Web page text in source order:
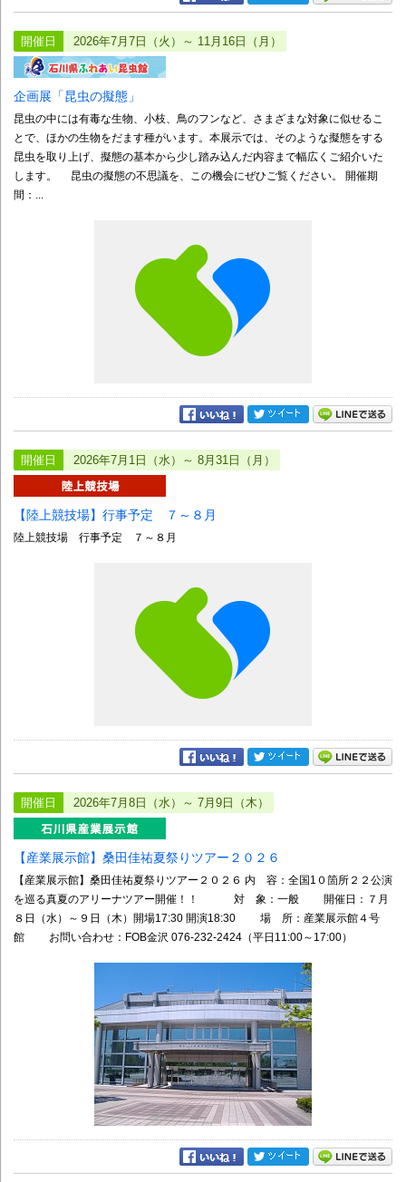
開催日 2026年7月7日（火）～ 11月16日（月）
企画展「昆虫の擬態」
昆虫の中には有毒な生物、小枝、鳥のフンなど、さまざまな対象に似せるこ
とで、ほかの生物をだます種がいます。本展示では、そのような擬態をする
昆虫を取り上げ、擬態の基本から少し踏み込んだ内容まで幅広くご紹介いた
します。 昆虫の擬態の不思議を、この機会にぜひご覧ください。 開催期
間：...
開催日 2026年7月1日（水）～ 8月31日（月）
【陸上競技場】行事予定 ７～８月
陸上競技場 行事予定 ７～８月
開催日 2026年7月8日（水）～ 7月9日（木）
【産業展示館】桑田佳祐夏祭りツアー２０２６
【産業展示館】桑田佳祐夏祭りツアー２０２６ 内 容：全国1０箇所２２公演
を巡る真夏のアリーナツアー開催！！ 対 象：一般 開催日：７月
８日（水）～９日（木）開場17:30 開演18:30 場 所：産業展示館４号
館 お問い合わせ：FOB金沢 076-232-2424（平日11:00～17:00）